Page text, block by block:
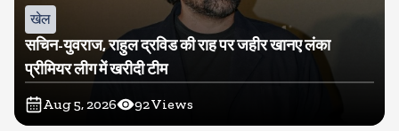
खेल
सचिन-युवराज, राहुल द्रविड की राह पर जहीर खानए लंका
प्रीमियर लीग में खरीदी टीम
Aug 5, 2026 92Views